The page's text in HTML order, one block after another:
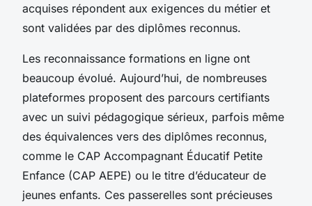
acquises répondent aux exigences du métier et
sont validées par des diplômes reconnus.
Les reconnaissance formations en ligne ont
beaucoup évolué. Aujourd’hui, de nombreuses
plateformes proposent des parcours certifiants
avec un suivi pédagogique sérieux, parfois même
des équivalences vers des diplômes reconnus,
comme le CAP Accompagnant Éducatif Petite
Enfance (CAP AEPE) ou le titre d’éducateur de
jeunes enfants. Ces passerelles sont précieuses